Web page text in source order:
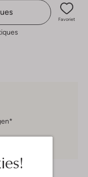
Favoriet